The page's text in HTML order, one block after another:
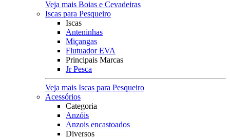
Veja mais Boias e Cevadeiras
Iscas para Pesqueiro
Iscas
Anteninhas
Miçangas
Flutuador EVA
Principais Marcas
Jr Pesca
Veja mais Iscas para Pesqueiro
Acessórios
Categoria
Anzóis
Anzois encastoados
Diversos